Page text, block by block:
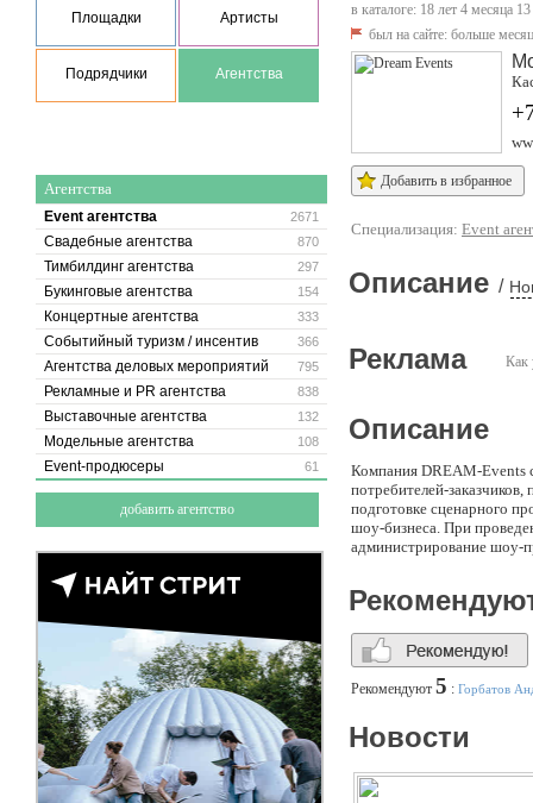
Площадки Артисты
Подрядчики Агентства
Агентства
2671
Event агентства
870
Свадебные агентства
297
Тимбилдинг агентства
154
Букинговые агентства
333
Концертные агентства
366
Событийный туризм / инсентив
795
Агентства деловых мероприятий
838
Рекламные и PR агентства
132
Выставочные агентства
108
Модельные агентства
61
Event-продюсеры
добавить агентство
в каталоге: 18 лет 4 месяца
был на сайте: больше
Добавить в избранное
Специализация: Event
Описание /
Как
Реклама
Описание
Компания DREAM-Events
потребителей-
подготовке сценарного
шоу-бизнеса. При
администрирование шоу-
Рекомендуют 5 : Горбатов
Новости